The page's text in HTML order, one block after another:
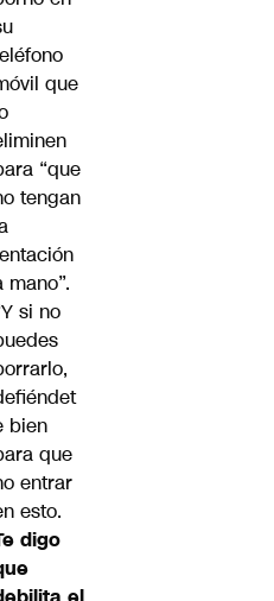
que
“que
tengan
mano”.
si no
bien
que
entrar
esto.
digo